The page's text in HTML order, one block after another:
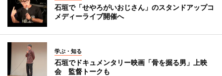
石垣で「せやろがいおじさん」のスタンドアップコ
メディーライブ開催へ
学ぶ・知る
石垣でドキュメンタリー映画「骨を掘る男」上映
会 監督トークも